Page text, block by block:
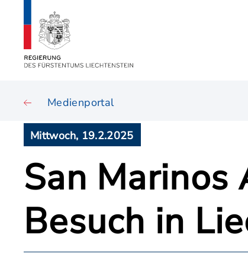
Medienportal
Mittwoch, 19.2.2025
San Marinos
Besuch in